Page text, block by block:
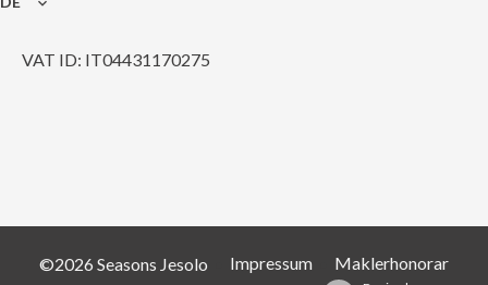
VAT ID: IT04431170275
©2026 Seasons Jesolo Impressum Maklerhonorar